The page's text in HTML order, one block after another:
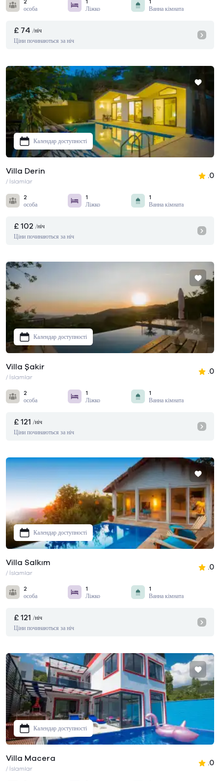
2
особа
1
Ліжко
1
Ванна кімната
£ 74 /ніч
Ціни починаються за ніч
Календар доступності
Villa Derin
/ İslamlar
.0
2
особа
1
Ліжко
1
Ванна кімната
£ 102 /ніч
Ціни починаються за ніч
Календар доступності
Villa Şakir
/ İslamlar
.0
2
особа
1
Ліжко
1
Ванна кімната
£ 121 /ніч
Ціни починаються за ніч
Календар доступності
Villa Salkım
/ İslamlar
.0
2
особа
1
Ліжко
1
Ванна кімната
£ 121 /ніч
Ціни починаються за ніч
Календар доступності
Villa Macera
/ İslamlar
.0